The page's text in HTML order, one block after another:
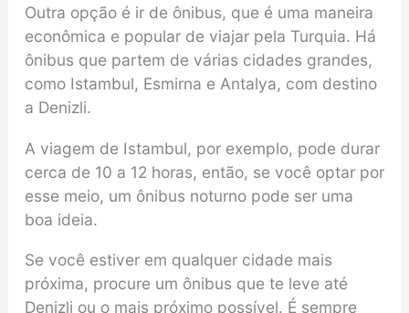
Outra opção é ir de ônibus, que é uma maneira
econômica e popular de viajar pela Turquia. Há
ônibus que partem de várias cidades grandes,
como Istambul, Esmirna e Antalya, com destino
a Denizli.
A viagem de Istambul, por exemplo, pode durar
cerca de 10 a 12 horas, então, se você optar por
esse meio, um ônibus noturno pode ser uma
boa ideia.
Se você estiver em qualquer cidade mais
próxima, procure um ônibus que te leve até
Denizli ou o mais próximo possível. É sempre